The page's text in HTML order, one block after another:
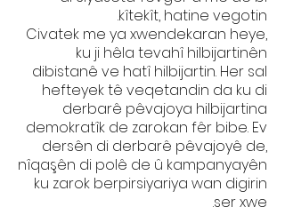
kîtekît, hatine vegotin.
Civatek me ya xwendekaran heye,
ku ji hêla tevahî hilbijartinên
dibistanê ve hatî hilbijartin. Her sal
hefteyek tê veqetandin da ku di
derbarê pêvajoya hilbijartina
demokratîk de zarokan fêr bibe. Ev
dersên di derbarê pêvajoyê de,
nîqaşên di polê de û kampanyayên
ku zarok berpirsiyariya wan digirin
ser xwe.